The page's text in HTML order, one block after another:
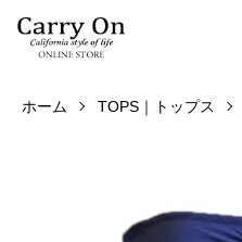
ホーム TOPS｜トップス